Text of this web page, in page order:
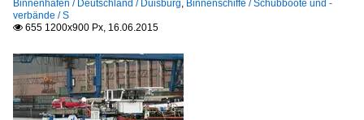
Binnenhäfen / Deutschland / Duisburg, Binnenschiffe / Schubboote und -
verbände / S
 655 1200x900 Px, 16.06.2015